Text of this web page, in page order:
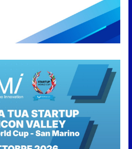
“San Marino Antiqua –
Leggende e storie del Titano”:
l’inequivocabile successo di
6 Agosto 2026